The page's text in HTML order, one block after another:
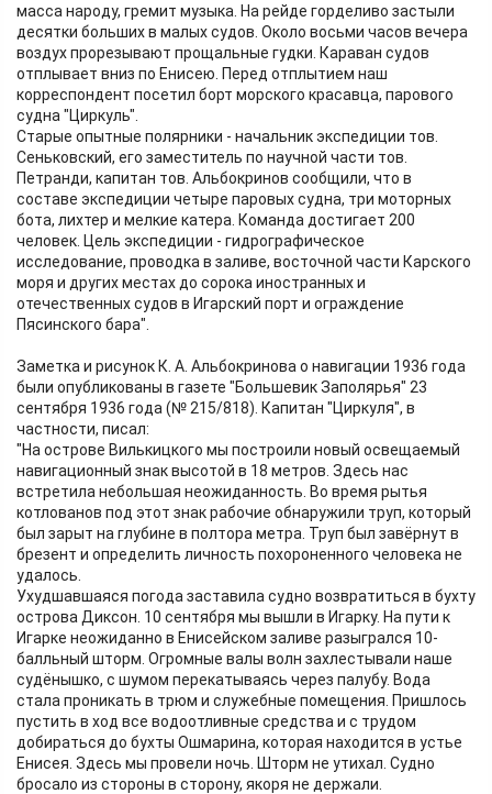
масса народу, гремит музыка. На рейде горделиво застыли
десятки больших в малых судов. Около восьми часов вечера
воздух прорезывают прощальные гудки. Караван судов
отплывает вниз по Енисею. Перед отплытием наш
корреспондент посетил борт морского красавца, парового
судна "Циркуль".
Старые опытные полярники - начальник экспедиции тов.
Сеньковский, его заместитель по научной части тов.
Петранди, капитан тов. Альбокринов сообщили, что в
составе экспедиции четыре паровых судна, три моторных
бота, лихтер и мелкие катера. Команда достигает 200
человек. Цель экспедиции - гидрографическое
исследование, проводка в заливе, восточной части Карского
моря и других местах до сорока иностранных и
отечественных судов в Игарский порт и ограждение
Пясинского бара".
Заметка и рисунок К. А. Альбокринова о навигации 1936 года
были опубликованы в газете "Большевик Заполярья" 23
сентября 1936 года (№ 215/818). Капитан "Циркуля", в
частности, писал:
"На острове Вилькицкого мы построили новый освещаемый
навигационный знак высотой в 18 метров. Здесь нас
встретила небольшая неожиданность. Во время рытья
котлованов под этот знак рабочие обнаружили труп, который
был зарыт на глубине в полтора метра. Труп был завёрнут в
брезент и определить личность похороненного человека не
удалось.
Ухудшавшаяся погода заставила судно возвратиться в бухту
острова Диксон. 10 сентября мы вышли в Игарку. На пути к
Игарке неожиданно в Енисейском заливе разыгрался 10-
балльный шторм. Огромные валы волн захлестывали наше
судёнышко, с шумом перекатываясь через палубу. Вода
стала проникать в трюм и служебные помещения. Пришлось
пустить в ход все водоотливные средства и с трудом
добираться до бухты Ошмарина, которая находится в устье
Енисея. Здесь мы провели ночь. Шторм не утихал. Судно
бросало из стороны в сторону, якоря не держали.